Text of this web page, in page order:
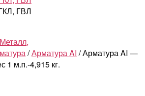
ГВЛ
Металл,
/Арматура AI / Арматура AI —
1 м.п.-4,915 кг.